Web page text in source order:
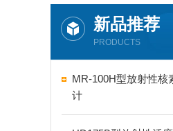
新品推荐
PRODUCTS
MR-100H型放射性核
计